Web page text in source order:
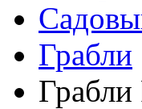
Грабли